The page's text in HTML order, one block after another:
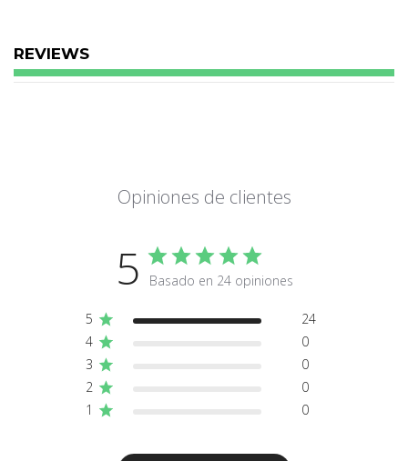
REVIEWS
Opiniones de clientes
5 Basado en 24 opiniones
5
24
4
0
3
0
2
0
1
0